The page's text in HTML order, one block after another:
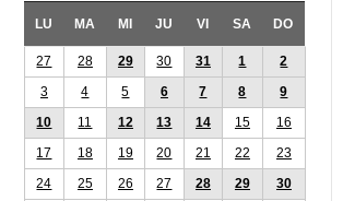
LU MA MI JU VI SA DO
27 28 29 30 31 1
2
3
4 5 6 7 8
9
10
11 12 13 14 15
16
17
18 19 20 21 22
23
24
25 26 27 28 29
30